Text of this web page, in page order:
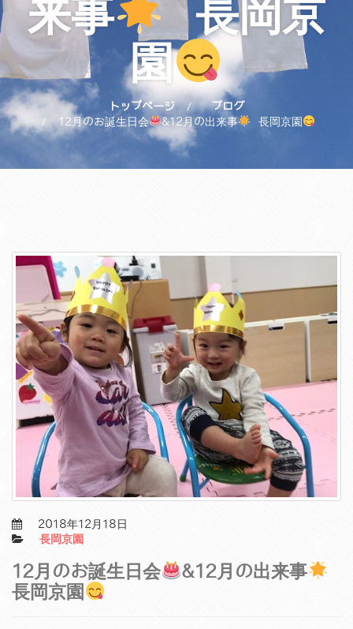
来事
長岡京
園
トップページ
ブログ
12月のお誕生日会
&12月の出来事 長岡京園
2018年12月18日
長岡京園
12月のお誕生日会
&12月の出来事
長岡京園